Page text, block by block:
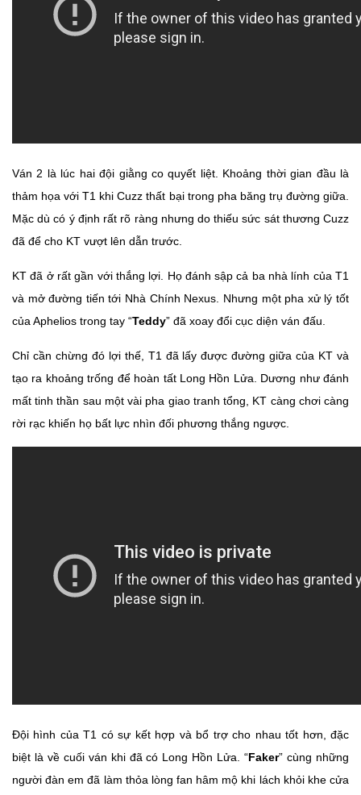
Ván 2 là lúc hai đội giằng co quyết liệt. Khoảng thời gian đầu là
thảm họa với T1 khi Cuzz thất bại trong pha băng trụ đường giữa.
Mặc dù có ý định rất rõ ràng nhưng do thiếu sức sát thương Cuzz
đã để cho KT vượt lên dẫn trước.
KT đã ở rất gần với thắng lợi. Họ đánh sập cả ba nhà lính của T1
và mở đường tiến tới Nhà Chính Nexus. Nhưng một pha xử lý tốt
của Aphelios trong tay “Teddy” đã xoay đổi cục diện ván đấu.
Chỉ cần chừng đó lợi thế, T1 đã lấy được đường giữa của KT và
tạo ra khoảng trống để hoàn tất Long Hồn Lửa. Dương như đánh
mất tinh thần sau một vài pha giao tranh tổng, KT càng chơi càng
rời rạc khiến họ bất lực nhìn đối phương thắng ngược.
Đội hình của T1 có sự kết hợp và bổ trợ cho nhau tốt hơn, đặc
biệt là về cuối ván khi đã có Long Hồn Lửa. “Faker” cùng những
người đàn em đã làm thỏa lòng fan hâm mộ khi lách khỏi khe cửa